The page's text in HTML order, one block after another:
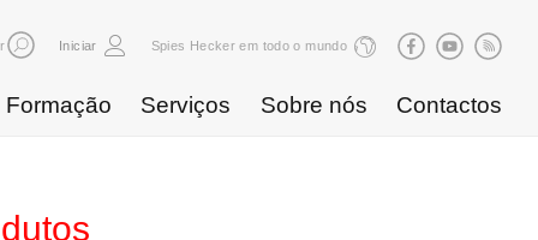
Iniciar Spies Hecker em todo o mundo
Formação Serviços Sobre nós Contactos